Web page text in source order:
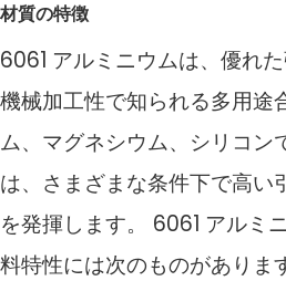
材質の特徴
6061 アルミニウムは、優れ
機械加工性で知られる多用途
ム、マグネシウム、シリコン
は、さまざまな条件下で高い
を発揮します。 6061 アルミ
料特性には次のものがありま